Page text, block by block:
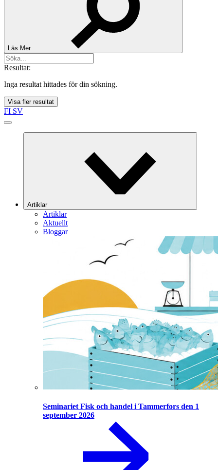
Läs Mer
Resultat:
Inga resultat hittades för din sökning.
Visa fler resultat
FI SV
Artiklar
Artiklar
Aktuellt
Bloggar
Seminariet Fisk och handel i Tammerfors den 1
september 2026